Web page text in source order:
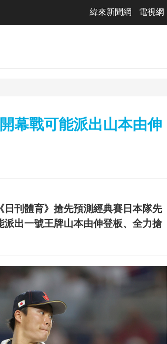
緯來新聞網 電視網
幕戰可能派出山本由伸
刊體育》搶先預測經典賽日本隊先
出一號王牌山本由伸登板、全力搶